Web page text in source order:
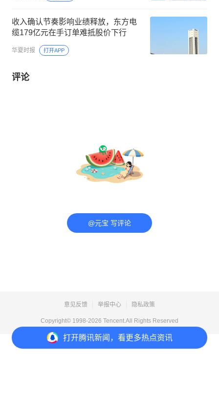
打开腾讯新闻，看更多热点资讯
收入确认节奏影响业绩释放，东方电
缆179亿元在手订单难抵股价下行
华夏时报 打开APP
评论
@元宝 写评论
意见反馈 举报中心 隐私政策
Copyright© 1998-2026 Tencent.All Rights Reserved